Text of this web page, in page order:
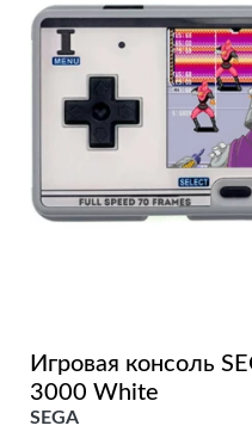
Игровая консоль
3000 White
SEGA